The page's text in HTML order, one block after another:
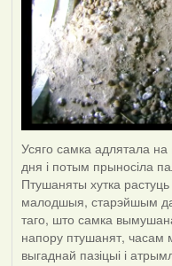
Усяго самка адлятала
дня і потым прыносіла
Птушаняты хутка
малодшыя, старэйшым
таго, што самка
напору птушанят,
выгаднай пазіцыі і